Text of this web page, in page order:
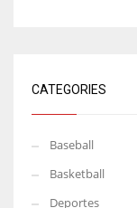
CATEGORIES
Baseball
Basketball
Deportes